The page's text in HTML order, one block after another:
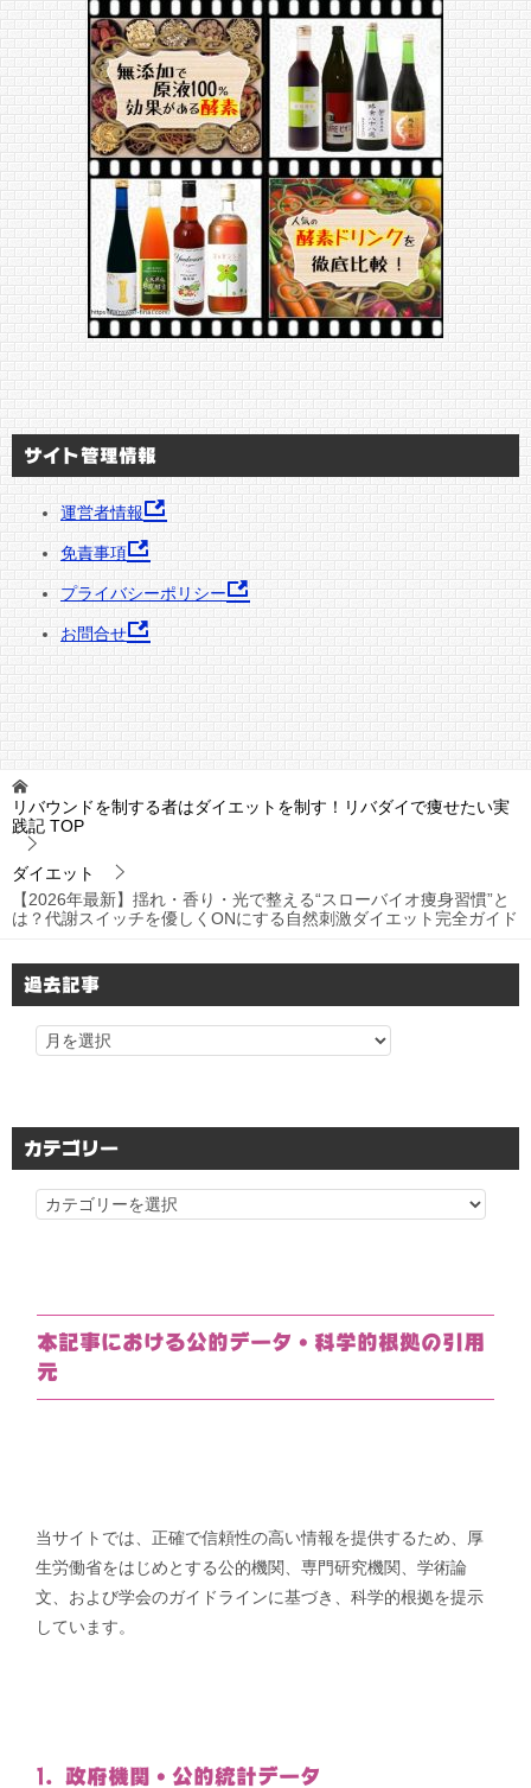
サイト管理情報
運営者情報
免責事項
プライバシーポリシー
お問合せ
リバウンドを制する者はダイエットを制す！リバダイで痩せたい実
践記 TOP
ダイエット
【2026年最新】揺れ・香り・光で整える“スローバイオ痩身習慣”と
は？代謝スイッチを優しくONにする自然刺激ダイエット完全ガイド
過去記事
カテゴリー
カ
ー
本記事における公的データ・科学的根拠の引用
元
当サイトでは、正確で信頼性の高い情報を提供するため、厚
生労働省をはじめとする公的機関、専門研究機関、学術論
文、および学会のガイドラインに基づき、科学的根拠を提示
しています。
1. 政府機関・公的統計データ